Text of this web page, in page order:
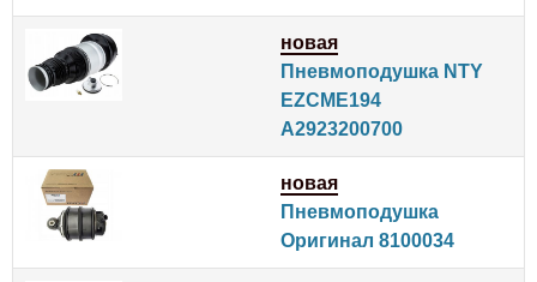
новая
Пневмоподушка NTY
EZCME194
A2923200700
новая
Пневмоподушка
Оригинал 8100034